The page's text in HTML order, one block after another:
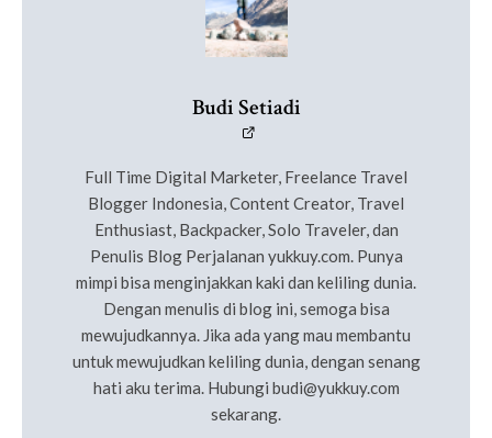
Budi Setiadi
Full Time Digital Marketer, Freelance Travel
Blogger Indonesia, Content Creator, Travel
Enthusiast, Backpacker, Solo Traveler, dan
Penulis Blog Perjalanan yukkuy.com. Punya
mimpi bisa menginjakkan kaki dan keliling dunia.
Dengan menulis di blog ini, semoga bisa
mewujudkannya. Jika ada yang mau membantu
untuk mewujudkan keliling dunia, dengan senang
hati aku terima. Hubungi budi@yukkuy.com
sekarang.